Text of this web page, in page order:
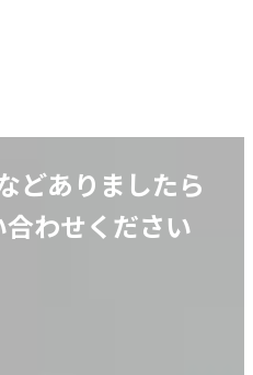
どありましたら
わせください